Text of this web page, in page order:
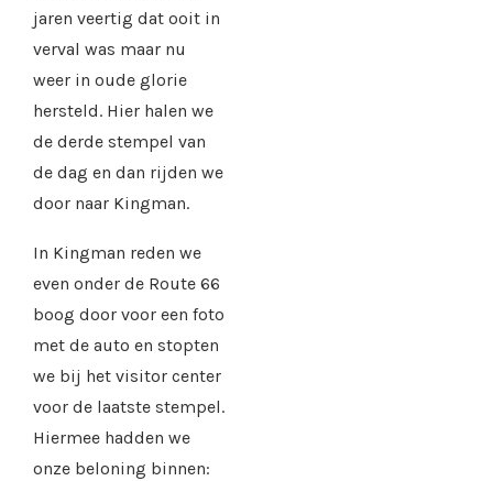
jaren veertig dat ooit in
verval was maar nu
weer in oude glorie
hersteld. Hier halen we
de derde stempel van
de dag en dan rijden we
door naar Kingman.
In Kingman reden we
even onder de Route 66
boog door voor een foto
met de auto en stopten
we bij het visitor center
voor de laatste stempel.
Hiermee hadden we
onze beloning binnen: